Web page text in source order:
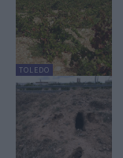
TOLEDO